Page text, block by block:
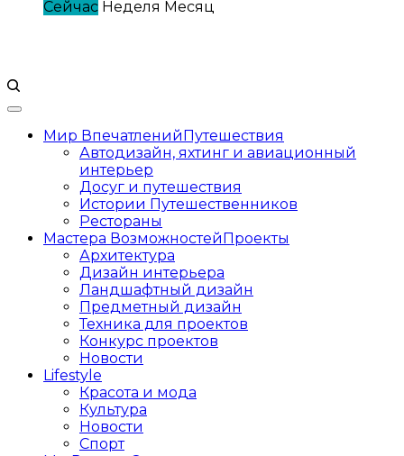
Сейчас Неделя Месяц
Мир ВпечатленийПутешествия
Автодизайн, яхтинг и авиационный
интерьер
Досуг и путешествия
Истории Путешественников
Рестораны
Мастера ВозможностейПроекты
Архитектура
Дизайн интерьера
Ландшафтный дизайн
Предметный дизайн
Техника для проектов
Конкурс проектов
Новости
Lifestyle
Красота и мода
Культура
Новости
Спорт